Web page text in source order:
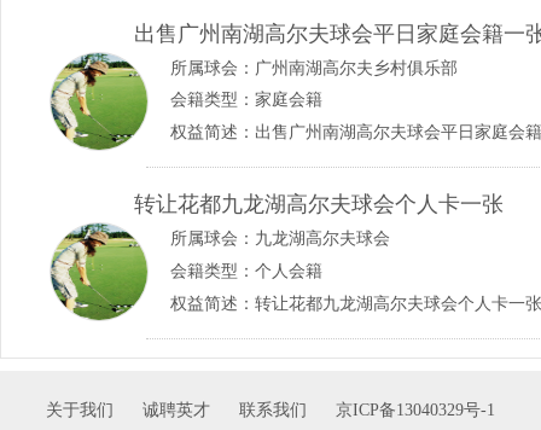
出售广州南湖高尔夫球会平日家庭会籍一
所属球会： 广州南湖高尔夫乡村俱乐部
会籍类型：家庭会籍
权益简述：出售广州南湖高尔夫球会平日家庭会
转让花都九龙湖高尔夫球会个人卡一张
所属球会： 九龙湖高尔夫球会
会籍类型：个人会籍
权益简述：转让花都九龙湖高尔夫球会个人卡一
关于我们 诚聘英才 联系我们 京ICP备13040329号-1